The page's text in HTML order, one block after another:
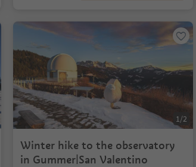
1/2
Winter hike to the observatory
in Gummer|San Valentino